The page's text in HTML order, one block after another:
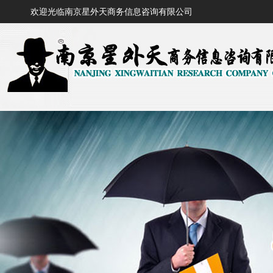
欢迎光临南京星外天商务信息咨询有限公司